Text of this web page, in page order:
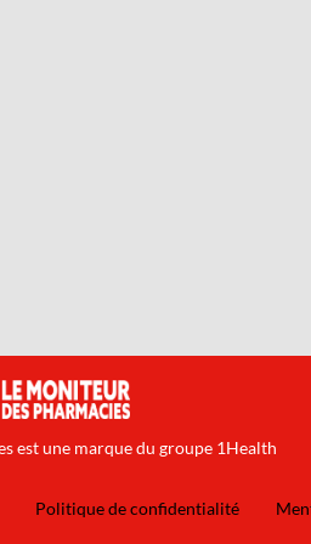
est une marque du groupe 1Health
Politique de confidentialité